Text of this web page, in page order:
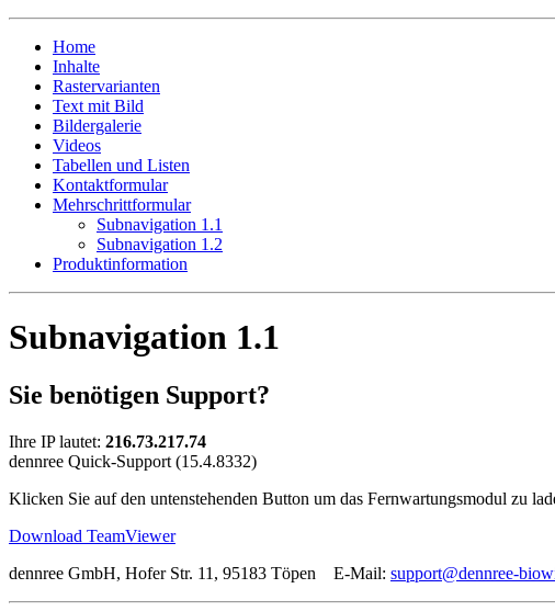
Home
Inhalte
Rastervarianten
Text mit Bild
Bildergalerie
Videos
Tabellen und Listen
Kontaktformular
Mehrschrittformular
Subnavigation 1.1
Subnavigation 1.2
Produktinformation
Subnavigation 1.1
Sie benötigen Support?
Ihre IP lautet: 216.73.217.74
dennree Quick-Support (15.4.8332)
Klicken Sie auf den untenstehenden Button um das Fernwartungsmodul zu
Download TeamViewer
dennree GmbH, Hofer Str. 11, 95183 Töpen E-Mail: support@dennree-